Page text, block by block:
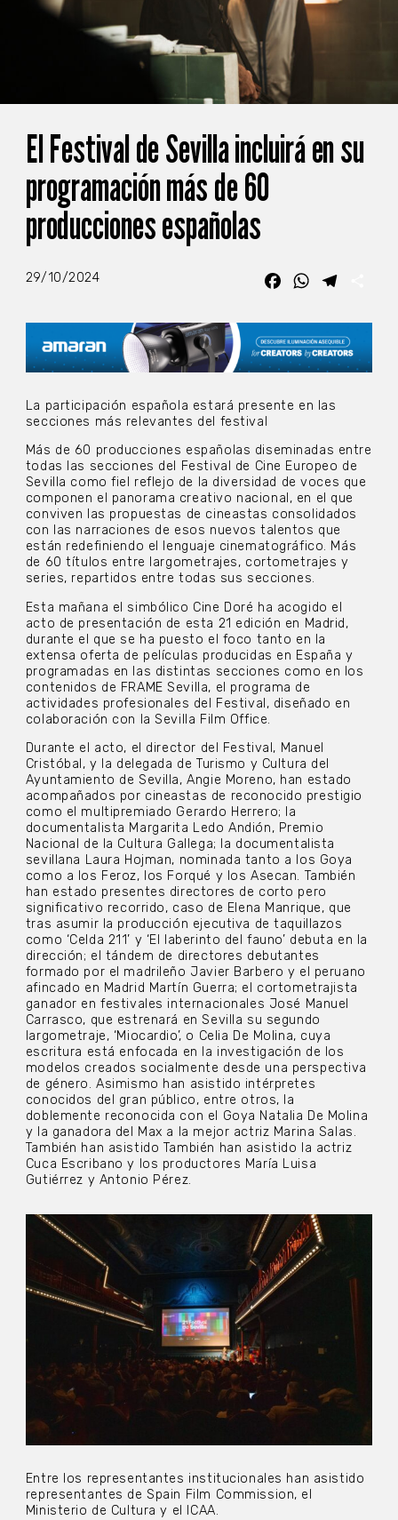
El Festival de Sevilla incluirá en su
programación más de 60
producciones españolas
29/10/2024 FacebookWhatsApp
La participación española estará presente en las
secciones más relevantes del festival
Más de 60 producciones españolas diseminadas entre
todas las secciones del Festival de Cine Europeo de
Sevilla como fiel reflejo de la diversidad de voces que
componen el panorama creativo nacional, en el que
conviven las propuestas de cineastas consolidados
con las narraciones de esos nuevos talentos que
están redefiniendo el lenguaje cinematográfico. Más
de 60 títulos entre largometrajes, cortometrajes y
series, repartidos entre todas sus secciones.
Esta mañana el simbólico Cine Doré ha acogido el
acto de presentación de esta 21 edición en Madrid,
durante el que se ha puesto el foco tanto en la
extensa oferta de películas producidas en España y
programadas en las distintas secciones como en los
contenidos de FRAME Sevilla, el programa de
actividades profesionales del Festival, diseñado en
colaboración con la Sevilla Film Office.
Durante el acto, el director del Festival, Manuel
Cristóbal, y la delegada de Turismo y Cultura del
Ayuntamiento de Sevilla, Angie Moreno, han estado
acompañados por cineastas de reconocido prestigio
como el multipremiado Gerardo Herrero; la
documentalista Margarita Ledo Andión, Premio
Nacional de la Cultura Gallega; la documentalista
sevillana Laura Hojman, nominada tanto a los Goya
como a los Feroz, los Forqué y los Asecan. También
han estado presentes directores de corto pero
significativo recorrido, caso de Elena Manrique, que
tras asumir la producción ejecutiva de taquillazos
como ‘Celda 211’ y ‘El laberinto del fauno’ debuta en la
dirección; el tándem de directores debutantes
formado por el madrileño Javier Barbero y el peruano
afincado en Madrid Martín Guerra; el cortometrajista
ganador en festivales internacionales José Manuel
Carrasco, que estrenará en Sevilla su segundo
largometraje, ‘Miocardio’, o Celia De Molina, cuya
escritura está enfocada en la investigación de los
modelos creados socialmente desde una perspectiva
de género. Asimismo han asistido intérpretes
conocidos del gran público, entre otros, la
doblemente reconocida con el Goya Natalia De Molina
y la ganadora del Max a la mejor actriz Marina Salas.
También han asistido También han asistido la actriz
Cuca Escribano y los productores María Luisa
Gutiérrez y Antonio Pérez.
Entre los representantes institucionales han asistido
representantes de Spain Film Commission, el
Ministerio de Cultura y el ICAA.